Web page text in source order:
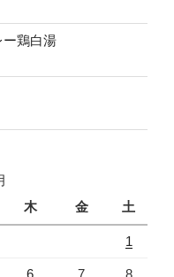
鶏白湯
木 金 土
1
6 7 8